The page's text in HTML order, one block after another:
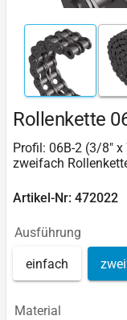
Rollenkette
Profil: 06B-2 (3/8" x
zweifach
Artikel-Nr: 472022
Ausführung
einfach
Material